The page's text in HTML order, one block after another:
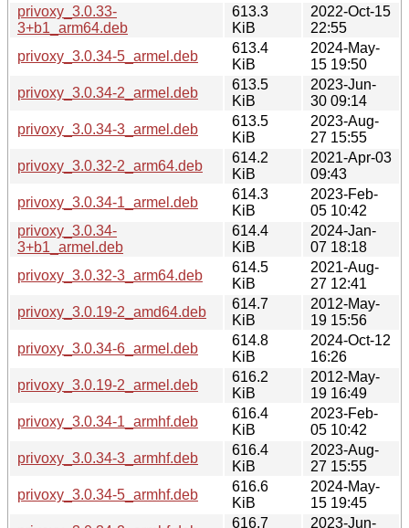
privoxy_3.0.33-
3+b1_arm64.deb
613.3
KiB
2022-Oct-15
22:55
privoxy_3.0.34-5_armel.deb
613.4
KiB
2024-May-
15 19:50
privoxy_3.0.34-2_armel.deb
613.5
KiB
2023-Jun-
30 09:14
privoxy_3.0.34-3_armel.deb
613.5
KiB
2023-Aug-
27 15:55
privoxy_3.0.32-2_arm64.deb
614.2
KiB
2021-Apr-03
09:43
privoxy_3.0.34-1_armel.deb
614.3
KiB
2023-Feb-
05 10:42
privoxy_3.0.34-
3+b1_armel.deb
614.4
KiB
2024-Jan-
07 18:18
privoxy_3.0.32-3_arm64.deb
614.5
KiB
2021-Aug-
27 12:41
privoxy_3.0.19-2_amd64.deb
614.7
KiB
2012-May-
19 15:56
privoxy_3.0.34-6_armel.deb
614.8
KiB
2024-Oct-12
16:26
privoxy_3.0.19-2_armel.deb
616.2
KiB
2012-May-
19 16:49
privoxy_3.0.34-1_armhf.deb
616.4
KiB
2023-Feb-
05 10:42
privoxy_3.0.34-3_armhf.deb
616.4
KiB
2023-Aug-
27 15:55
privoxy_3.0.34-5_armhf.deb
616.6
KiB
2024-May-
15 19:45
616.7
2023-Jun-